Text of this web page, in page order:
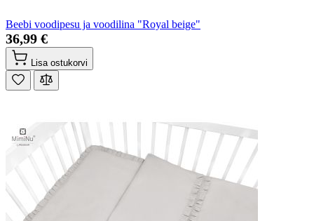
Beebi voodipesu ja voodilina "Royal beige"
36,99 €
Lisa ostukorvi